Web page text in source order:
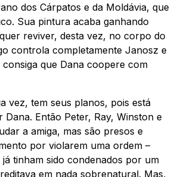
dos Cárpatos e da Moldávia, que
Sua pintura acaba ganhando
reviver, desta vez, no corpo do
controla completamente Janosz e
que Dana coopere com
vez, tem seus planos, pois está
Dana. Então Peter, Ray, Winston e
a amiga, mas são presos e
por violarem uma ordem –
tinham sido condenados por um
em nada sobrenatural. Mas,